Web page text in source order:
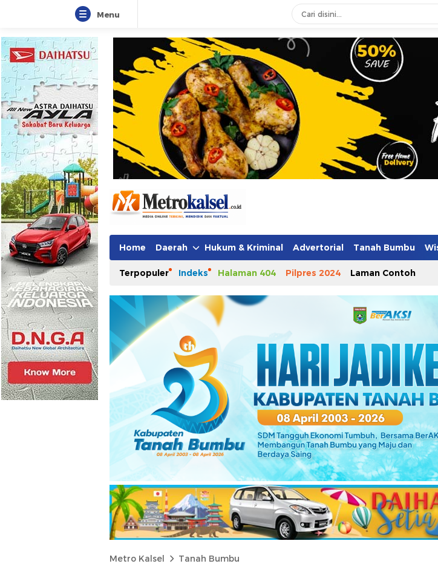
Menu
Home Daerah Hukum & Kriminal Advertorial Tanah Bumbu
Terpopuler Indeks Halaman 404 Pilpres 2024 Laman Contoh
Metro Kalsel Tanah Bumbu